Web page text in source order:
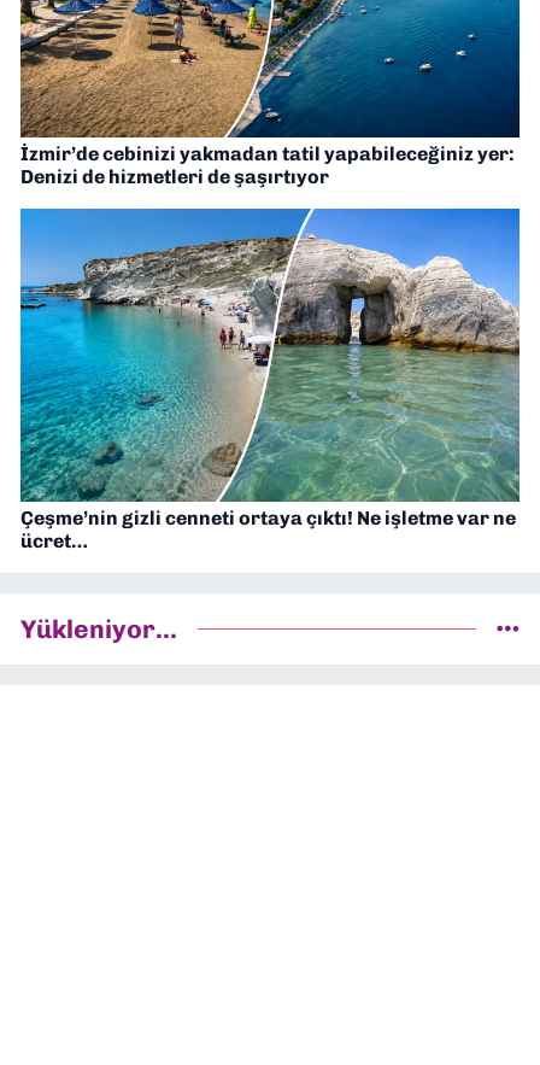
İzmir’de cebinizi yakmadan tatil yapabileceğiniz yer:
Denizi de hizmetleri de şaşırtıyor
Çeşme’nin gizli cenneti ortaya çıktı! Ne işletme var ne
ücret…
Yükleniyor...